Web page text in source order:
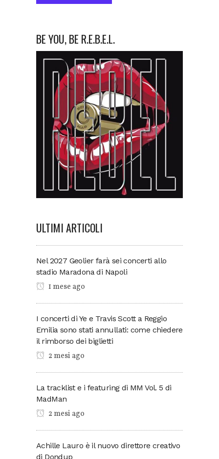
BE YOU, BE R.E.B.E.L.
ULTIMI ARTICOLI
Nel 2027 Geolier farà sei concerti allo
stadio Maradona di Napoli
1 mese ago
I concerti di Ye e Travis Scott a Reggio
Emilia sono stati annullati: come chiedere
il rimborso dei biglietti
2 mesi ago
La tracklist e i featuring di MM Vol. 5 di
MadMan
2 mesi ago
Achille Lauro è il nuovo direttore creativo
di Dondup